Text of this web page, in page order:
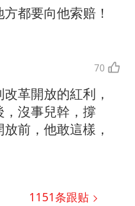
都要向他索赔！
70
革開放的紅利，
，沒事兒幹，撐
前，他敢這樣，
1151条跟贴